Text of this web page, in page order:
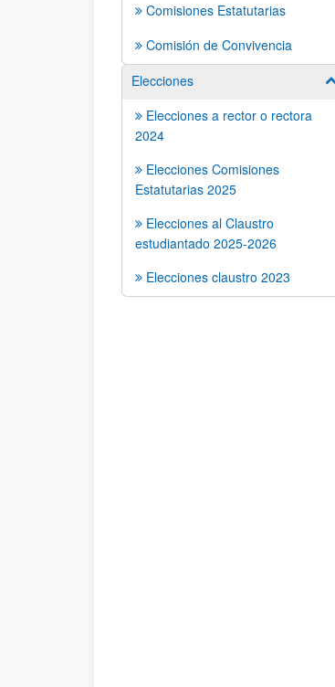
Comisiones Estatutarias
Comisión de Convivencia
Elecciones
Elecciones a rector o rectora
2024
Elecciones Comisiones
Estatutarias 2025
Elecciones al Claustro
estudiantado 2025-2026
Elecciones claustro 2023